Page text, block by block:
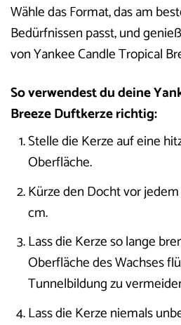
Wähle das Format, das am
Bedürfnissen passt, und
von Yankee Candle Tropical
So verwendest du deine
Breeze Duftkerze richtig:
Stelle die Kerze auf eine
Oberfläche.
Kürze den Docht vor
cm.
Lass die Kerze so lange
Oberfläche des Wachses
Tunnelbildung zu
Lass die Kerze niemals